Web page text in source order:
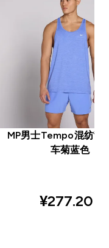
MP男士Tempo混纺背
车菊蓝色
¥277.20‎